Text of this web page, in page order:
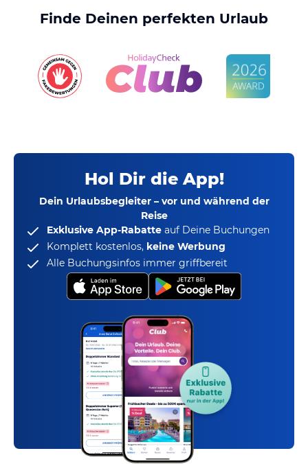
Finde Deinen perfekten Urlaub
Hol Dir die App!
Dein Urlaubsbegleiter – vor und während der
Reise
Exklusive App-Rabatte auf Deine Buchungen
Komplett kostenlos, keine Werbung
Alle Buchungsinfos immer griffbereit